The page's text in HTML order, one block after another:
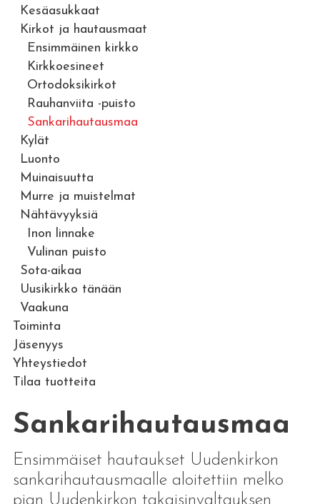
Kesäasukkaat
Kirkot ja hautausmaat
Ensimmäinen kirkko
Kirkkoesineet
Ortodoksikirkot
Rauhanviita -puisto
Sankarihautausmaa
Kylät
Luonto
Muinaisuutta
Murre ja muistelmat
Nähtävyyksiä
Inon linnake
Vulinan puisto
Sota-aikaa
Uusikirkko tänään
Vaakuna
Toiminta
Jäsenyys
Yhteystiedot
Tilaa tuotteita
Sankarihautausmaa
Ensimmäiset hautaukset Uudenkirkon
sankarihautausmaalle aloitettiin melko
pian Uudenkirkon takaisinvaltauksen